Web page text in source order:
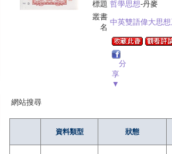
標題 哲學思想-丹麥
叢書
名
中英雙語偉大思
分
享
▼
網站搜尋
資料類型 狀態